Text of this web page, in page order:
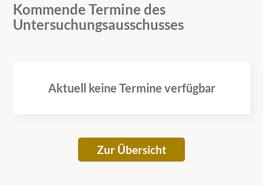
Kommende Termine des
Untersuchungsausschusses
Aktuell keine Termine verfügbar
Zur Übersicht